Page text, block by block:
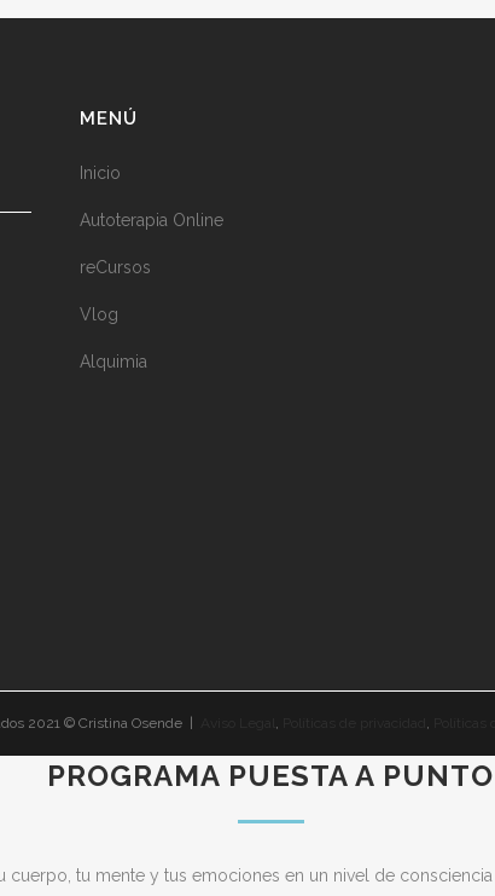
MENÚ
Inicio
Autoterapia Online
reCursos
Vlog
Alquimia
2021 © Cristina Osende | , ,
PROGRAMA PUESTA A PUNTO
cuerpo, tu mente y tus emociones en un nivel de consciencia